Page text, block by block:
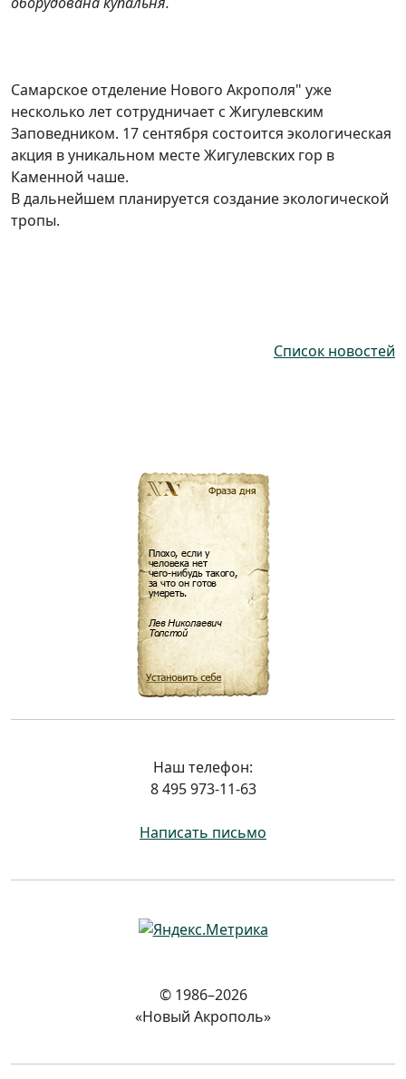
Самарское отделение Нового Акрополя" уже
несколько лет сотрудничает с Жигулевским
Заповедником. 17 сентября состоится экологическая
акция в уникальном месте Жигулевских гор в
Каменной чаше.
В дальнейшем планируется создание экологической
тропы.
Список новостей
Наш телефон:
8 495 973-11-63
Написать письмо
© 1986–2026
«Новый Акрополь»